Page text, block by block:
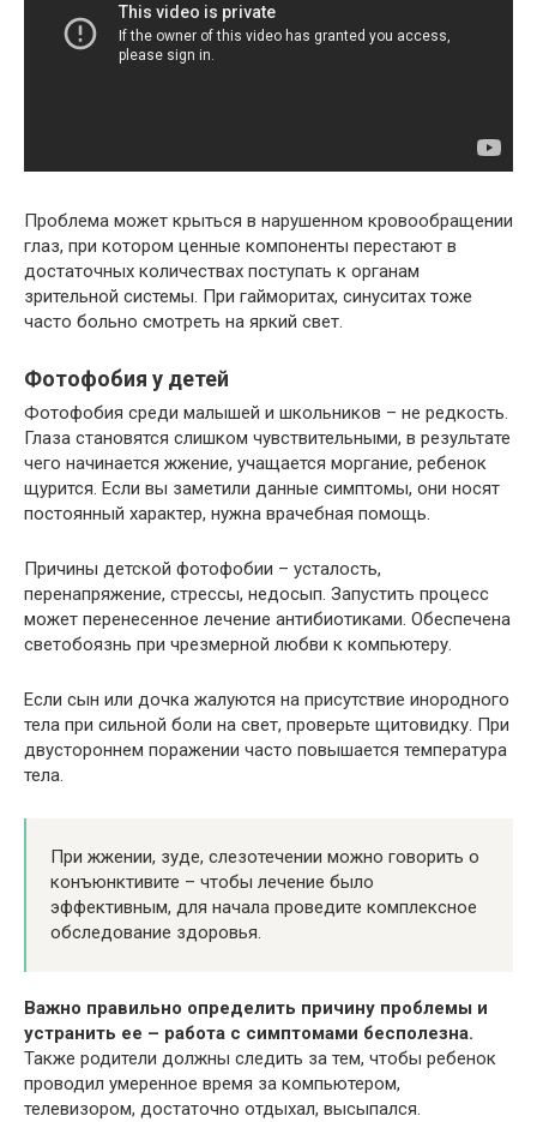
Проблема может крыться в нарушенном кровообращении
глаз, при котором ценные компоненты перестают в
достаточных количествах поступать к органам
зрительной системы. При гайморитах, синуситах тоже
часто больно смотреть на яркий свет.
Фотофобия у детей
Фотофобия среди малышей и школьников – не редкость.
Глаза становятся слишком чувствительными, в результате
чего начинается жжение, учащается моргание, ребенок
щурится. Если вы заметили данные симптомы, они носят
постоянный характер, нужна врачебная помощь.
Причины детской фотофобии – усталость,
перенапряжение, стрессы, недосып. Запустить процесс
может перенесенное лечение антибиотиками. Обеспечена
светобоязнь при чрезмерной любви к компьютеру.
Если сын или дочка жалуются на присутствие инородного
тела при сильной боли на свет, проверьте щитовидку. При
двустороннем поражении часто повышается температура
тела.
При жжении, зуде, слезотечении можно говорить о
конъюнктивите – чтобы лечение было
эффективным, для начала проведите комплексное
обследование здоровья.
Важно правильно определить причину проблемы и
устранить ее – работа с симптомами бесполезна.
Также родители должны следить за тем, чтобы ребенок
проводил умеренное время за компьютером,
телевизором, достаточно отдыхал, высыпался.